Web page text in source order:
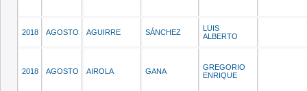
2018 AGOSTO AGUIRRE SÁNCHEZ
LUIS
ALBERTO
2018 AGOSTO AIROLA GANA
GREGORIO
ENRIQUE